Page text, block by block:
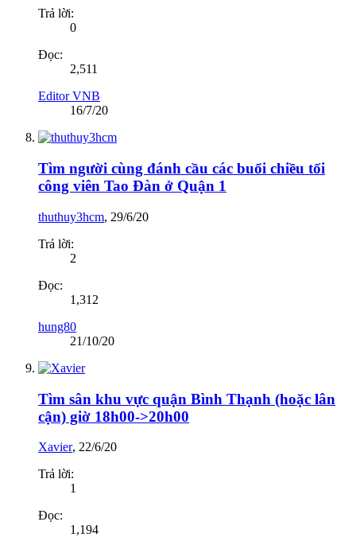
Trả lời:
0
Đọc:
2,511
Editor VNB
16/7/20
Tìm người cùng đánh cầu các buổi chiều tối
công viên Tao Đàn ở Quận 1
thuthuy3hcm, 29/6/20
Trả lời:
2
Đọc:
1,312
hung80
21/10/20
Tìm sân khu vực quận Bình Thạnh (hoặc lân
cận) giờ 18h00->20h00
Xavier, 22/6/20
Trả lời:
1
Đọc:
1,194